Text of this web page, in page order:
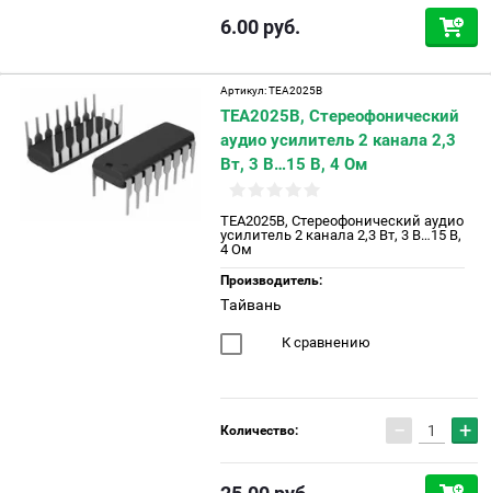
6.00 руб.
Артикул:TEA2025B
TEA2025B, Стереофонический
аудио усилитель 2 канала 2,3
Вт, 3 В…15 В, 4 Ом
TEA2025B, Стереофонический аудио
усилитель 2 канала 2,3 Вт, 3 В…15 В,
4 Ом
Производитель:
Тайвань
К сравнению
Количество: − +